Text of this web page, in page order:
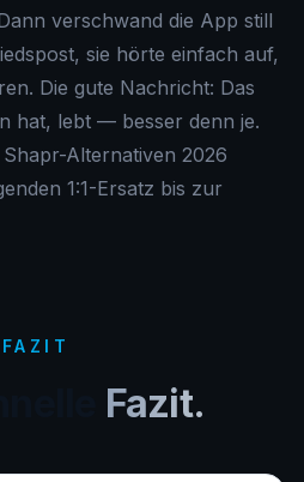
verschwand die App still
sie hörte einfach auf,
Die gute Nachricht: Das
hat, lebt — besser denn je.
Alternativen 2026
1:1-Ersatz bis zur
FAZIT
Fazit.